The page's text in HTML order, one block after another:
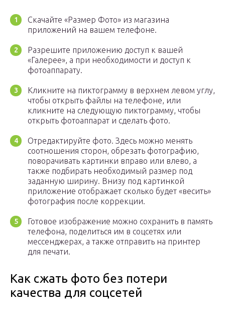
Скачайте «Размер Фото» из магазина
приложений на вашем телефоне.
Разрешите приложению доступ к вашей
«Галерее», а при необходимости и доступ к
фотоаппарату.
Кликните на пиктограмму в верхнем левом углу,
чтобы открыть файлы на телефоне, или
кликните на следующую пиктограмму, чтобы
открыть фотоаппарат и сделать фото.
Отредактируйте фото. Здесь можно менять
соотношения сторон, обрезать фотографию,
поворачивать картинки вправо или влево, а
также подбирать необходимый размер под
заданную ширину. Внизу под картинкой
приложение отображает сколько будет «весить»
фотография после коррекции.
Готовое изображение можно сохранить в память
телефона, поделиться им в соцсетях или
мессенджерах, а также отправить на принтер
для печати.
Как сжать фото без потери
качества для соцсетей